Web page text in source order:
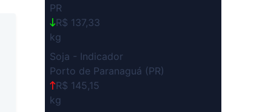
PR
R$ 137,33
kg
Soja - Indicador
Porto de Paranaguá (PR)
R$ 145,15
kg